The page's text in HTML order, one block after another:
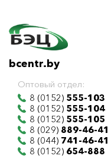
bcentr.by
Оптовый отдел:
8 (0152) 555-103
8 (0152) 555-104
8 (0152) 555-105
8 (029) 889-46-41
8 (044) 741-46-41
8 (0152) 654-888